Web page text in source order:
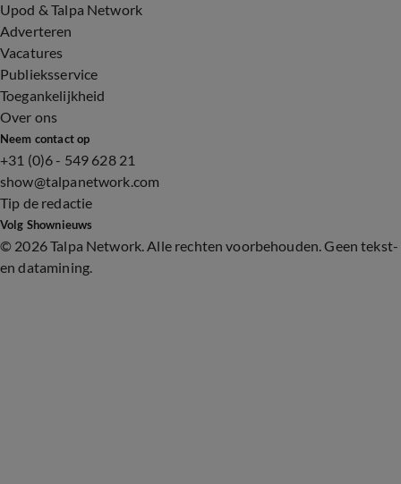
Upod & Talpa Network
Adverteren
Vacatures
Publieksservice
Toegankelijkheid
Over ons
Neem contact op
+31 (0)6 - 549 628 21
show@talpanetwork.com
Tip de redactie
Volg Shownieuws
© 2026 Talpa Network. Alle rechten voorbehouden. Geen tekst-
en datamining.